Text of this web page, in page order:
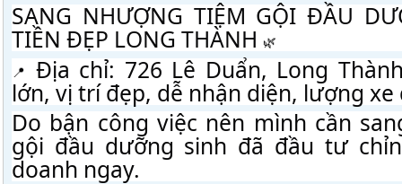
SANG NHƯỢNG TIỆM GỘI ĐẦU
TIỀN ĐẸP LONG THÀNH
Địa chỉ: 726 Lê Duẩn, Long
lớn, vị trí đẹp, dễ nhận diện, lượng xe
Do bận công việc nên mình cần
gội đầu dưỡng sinh đã đầu tư
doanh ngay.